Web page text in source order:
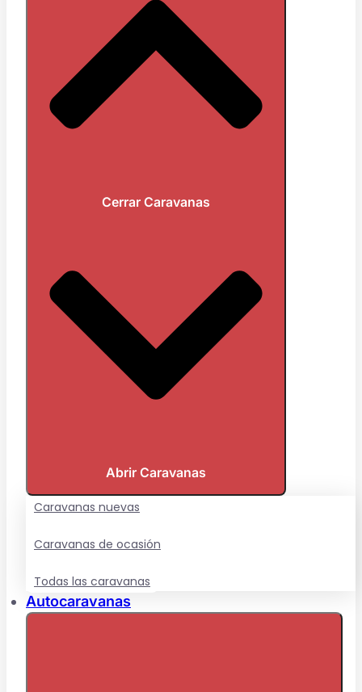
Cerrar Caravanas
Abrir Caravanas
Caravanas nuevas
Caravanas de ocasión
Todas las caravanas
Autocaravanas